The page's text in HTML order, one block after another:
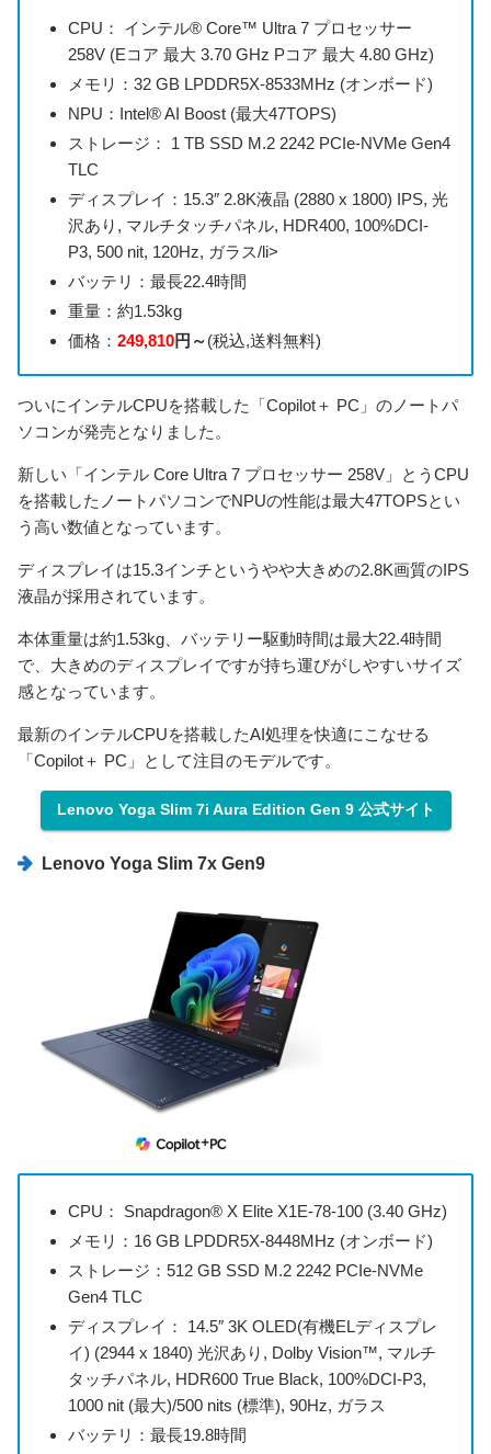
CPU： インテル® Core™ Ultra 7 プロセッサー
258V (Eコア 最大 3.70 GHz Pコア 最大 4.80 GHz)
メモリ：32 GB LPDDR5X-8533MHz (オンボード)
NPU：Intel® AI Boost (最大47TOPS)
ストレージ： 1 TB SSD M.2 2242 PCIe-NVMe Gen4
TLC
ディスプレイ：15.3″ 2.8K液晶 (2880 x 1800) IPS, 光
沢あり, マルチタッチパネル, HDR400, 100%DCI-
P3, 500 nit, 120Hz, ガラス/li>
バッテリ：最長22.4時間
重量：約1.53kg
価格： 249,810円～(税込,送料無料)
ついにインテルCPUを搭載した「Copilot＋ PC」のノートパ
ソコンが発売となりました。
新しい「インテル Core Ultra 7 プロセッサー 258V」とうCPU
を搭載したノートパソコンでNPUの性能は最大47TOPSとい
う高い数値となっています。
ディスプレイは15.3インチというやや大きめの2.8K画質のIPS
液晶が採用されています。
本体重量は約1.53kg、バッテリー駆動時間は最大22.4時間
で、大きめのディスプレイですが持ち運びがしやすいサイズ
感となっています。
最新のインテルCPUを搭載したAI処理を快適にこなせる
「Copilot＋ PC」として注目のモデルです。
Lenovo Yoga Slim 7i Aura Edition Gen 9 公式サイト
Lenovo Yoga Slim 7x Gen9
CPU： Snapdragon® X Elite X1E-78-100 (3.40 GHz)
メモリ：16 GB LPDDR5X-8448MHz (オンボード)
ストレージ：512 GB SSD M.2 2242 PCIe-NVMe
Gen4 TLC
ディスプレイ： 14.5″ 3K OLED(有機ELディスプレ
イ) (2944 x 1840) 光沢あり, Dolby Vision™, マルチ
タッチパネル, HDR600 True Black, 100%DCI-P3,
1000 nit (最大)/500 nits (標準), 90Hz, ガラス
バッテリ：最長19.8時間